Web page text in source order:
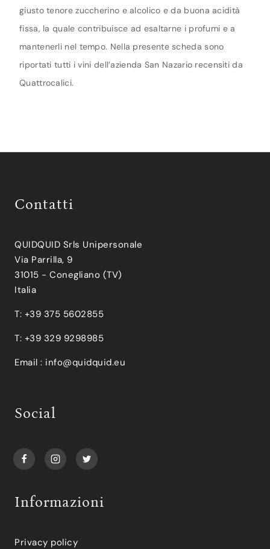
giusto tenore zuccherino e alcolico e da buona acidità
fissa, la quale contribuisce ad esaltarne i profumi e a
mantenerli nel tempo. Nella presente scheda sono
riportati tutti i vini dell’azienda San Nazario recensiti da
Quattrocalici.
Contatti
QUIDQUID Srls Unipersonale
Via Parrilla, 9
31015 - Conegliano (TV)
Italia
T: +39 375 5602855
T: +39 329 9298985
Email : info@quidquid.eu
Social
Informazioni
Privacy policy